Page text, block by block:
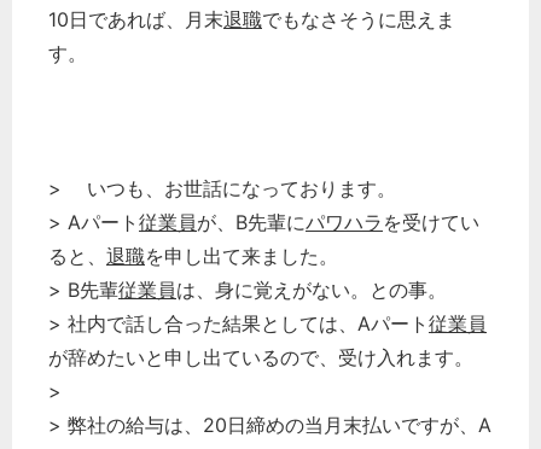
10日であれば、月末退職でもなさそうに思えま
す。
> いつも、お世話になっております。
> Aパート 従業員が、B先輩にパワハラ を受けてい
ると、 退職を申し出て来ました。
> B先輩従業員は、身に覚えがない。との事。
> 社内で話し合った結果としては、Aパート 従業員
が辞めたいと申し出ているので、受け入れます。
>
> 弊社の給与は、20日締めの当月末払いですが、A